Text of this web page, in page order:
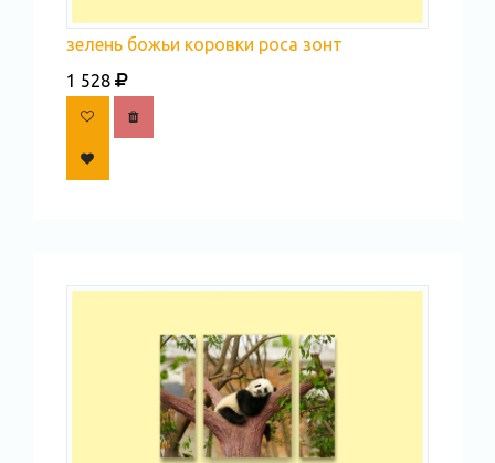
зелень божьи коровки роса зонт
1 528